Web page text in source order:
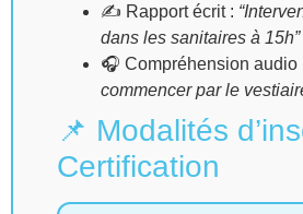
✍️ Rapport écrit :
dans les sanitaires à 15h”
🎧 Compréhension audio
commencer par le
📌 Modalités
Certification